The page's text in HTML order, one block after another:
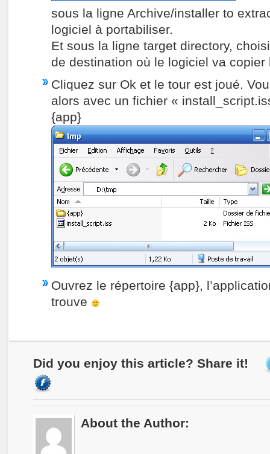
sous la ligne Archive/installer to
logiciel à portabiliser.
Et sous la ligne target directory,
de destination où le logiciel va
Cliquez sur Ok et le tour est joué.
alors avec un fichier «
{app}
Ouvrez le répertoire {app},
trouve
Did you enjoy this article? Share it!
About the Author: